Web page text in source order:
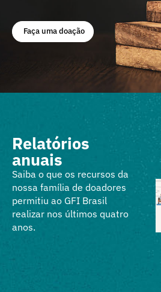
Faça uma doação
Relatórios
anuais
Saiba o que os recursos da
nossa família de doadores
permitiu ao GFI Brasil
realizar nos últimos quatro
anos.